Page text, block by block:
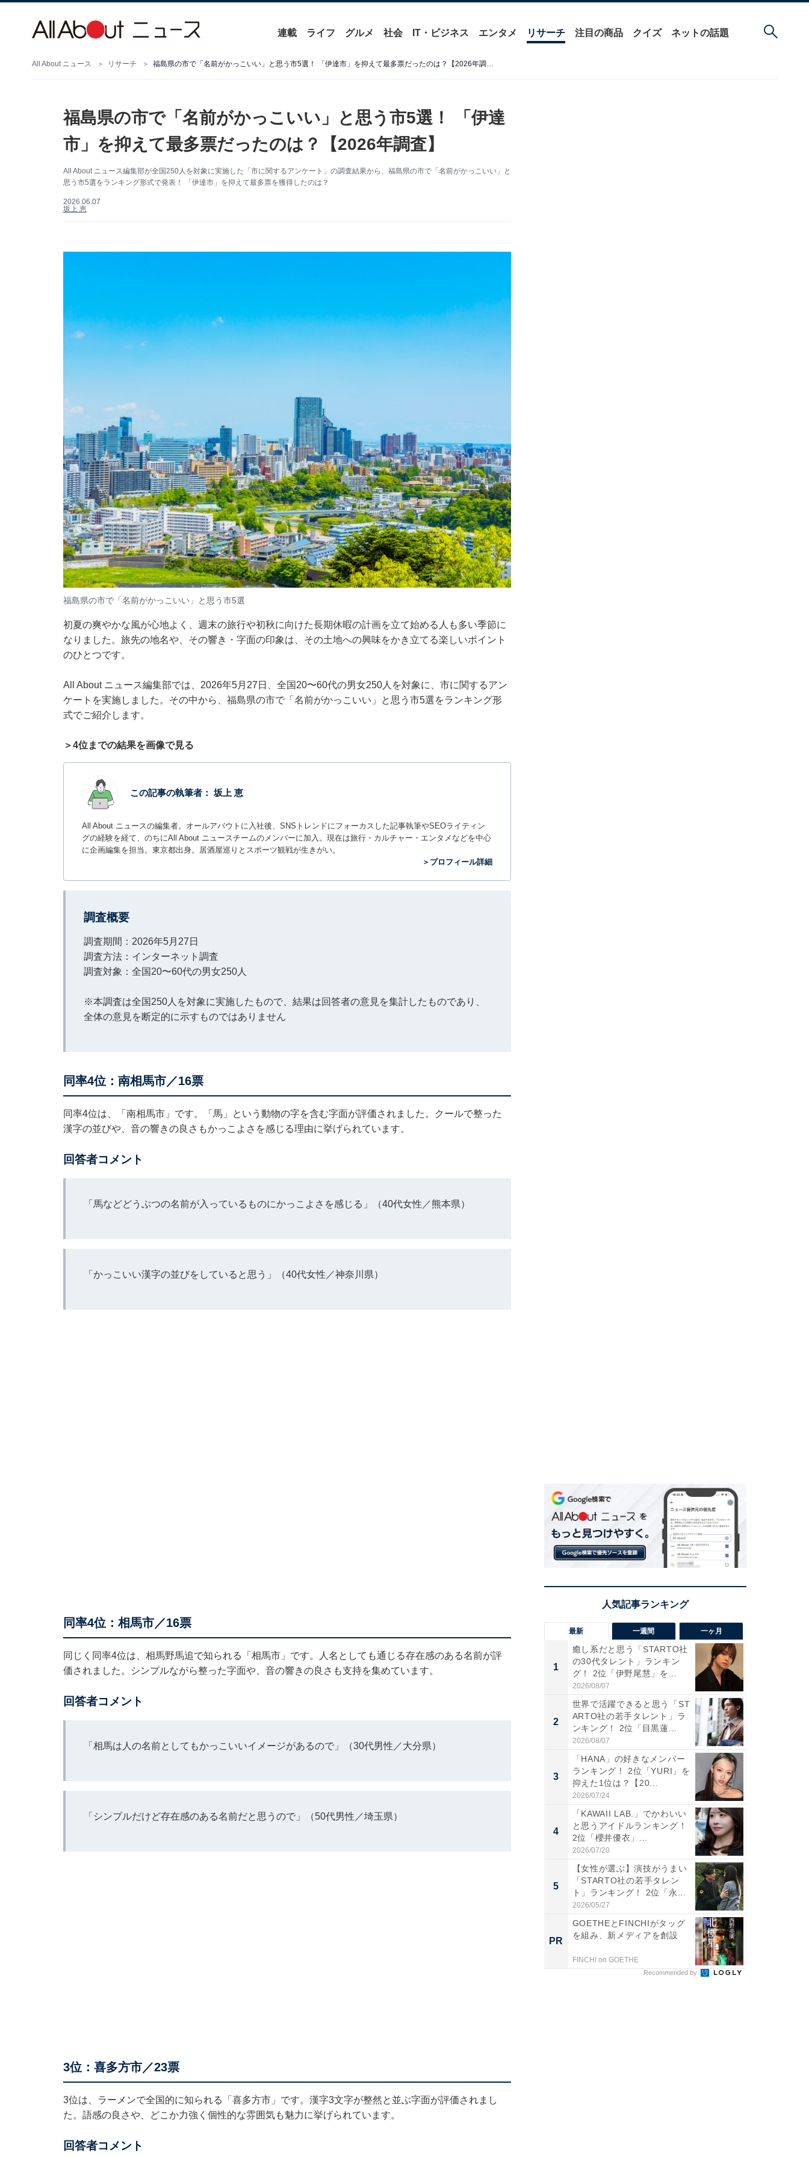
連載 ライフ グルメ 社会 IT・ビジネス エンタメ リサーチ 注目の商品 クイズ ネットの話題
All About ニュース リサーチ 福島県の市で「名前がかっこいい」と思う市5選！ 「伊達市」を抑えて最多票だったのは？【2026年調査】
福島県の市で「名前がかっこいい」と思う市5選！ 「伊達
市」を抑えて最多票だったのは？【2026年調査】
All About ニュース編集部が全国250人を対象に実施した「市に関するアンケート」の調査結果から、福島県の市で「名前がかっこいい」と
思う市5選をランキング形式で発表！ 「伊達市」を抑えて最多票を獲得したのは？
2026.06.07
坂上 恵
福島県の市で「名前がかっこいい」と思う市5選
初夏の爽やかな風が心地よく、週末の旅行や初秋に向けた長期休暇の計画を立て始める人も多い季節に
なりました。旅先の地名や、その響き・字面の印象は、その土地への興味をかき立てる楽しいポイント
のひとつです。
All About ニュース編集部では、2026年5月27日、全国20〜60代の男女250人を対象に、市に関するアン
ケートを実施しました。その中から、福島県の市で「名前がかっこいい」と思う市5選をランキング形
式でご紹介します。
＞4位までの結果を画像で見る
この記事の執筆者： 坂上 恵
All About ニュースの編集者。オールアバウトに入社後、SNSトレンドにフォーカスした記事執筆やSEOライティン
グの経験を経て、のちにAll About ニュースチームのメンバーに加入。現在は旅行・カルチャー・エンタメなどを中心
に企画編集を担当。東京都出身。居酒屋巡りとスポーツ観戦が生きがい。
＞プロフィール詳細
調査概要
調査期間：2026年5月27日
調査方法：インターネット調査
調査対象：全国20〜60代の男女250人
※本調査は全国250人を対象に実施したもので、結果は回答者の意見を集計したものであり、
全体の意見を断定的に示すものではありません
同率4位：南相馬市／16票
同率4位は、「南相馬市」です。「馬」という動物の字を含む字面が評価されました。クールで整った
漢字の並びや、音の響きの良さもかっこよさを感じる理由に挙げられています。
回答者コメント
「馬などどうぶつの名前が入っているものにかっこよさを感じる」（40代女性／熊本県）
「かっこいい漢字の並びをしていると思う」（40代女性／神奈川県）
同率4位：相馬市／16票
同じく同率4位は、相馬野馬追で知られる「相馬市」です。人名としても通じる存在感のある名前が評
価されました。シンプルながら整った字面や、音の響きの良さも支持を集めています。
回答者コメント
「相馬は人の名前としてもかっこいいイメージがあるので」（30代男性／大分県）
「シンプルだけど存在感のある名前だと思うので」（50代男性／埼玉県）
3位：喜多方市／23票
3位は、ラーメンで全国的に知られる「喜多方市」です。漢字3文字が整然と並ぶ字面が評価されまし
た。語感の良さや、どこか力強く個性的な雰囲気も魅力に挙げられています。
回答者コメント
最新 一週間 一ヶ月
1
癒し系だと思う「STARTO社
の30代タレント」ランキン
グ！ 2位「伊野尾慧」を...
2026/08/07
2
世界で活躍できると思う「ST
ARTO社の若手タレント」ラ
ンキング！ 2位「目黒蓮...
2026/08/07
3
「HANA」の好きなメンバー
ランキング！ 2位「YURI」を
抑えた1位は？【20...
2026/07/24
4
「KAWAII LAB.」でかわいい
と思うアイドルランキング！
2位「櫻井優衣」...
2026/07/20
5
【女性が選ぶ】演技がうまい
「STARTO社の若手タレン
ト」ランキング！ 2位「永...
2026/05/27
PR
GOETHEとFINCHIがタッグ
を組み、新メディアを創設
FINCHI on GOETHE
Recommended by